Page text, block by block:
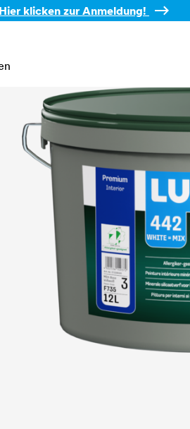
Hier klicken zur Anmeldung!